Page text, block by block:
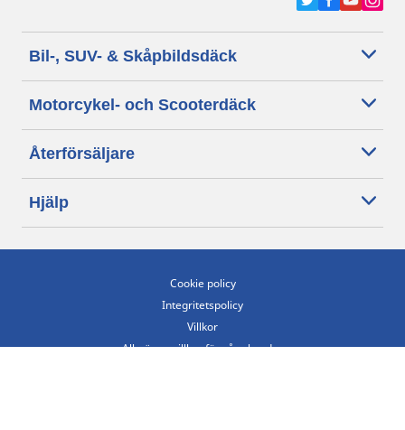
Bil-, SUV- & Skåpbildsdäck
Motorcykel- och Scooterdäck
Återförsäljare
Hjälp
Cookie policy
Integritetspolicy
Villkor
Allmänna villkor för våra kunder